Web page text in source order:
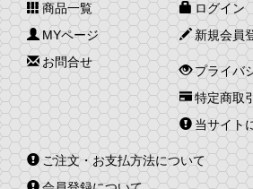
商品一覧
MYページ
お問合せ
ログイン
新規会員
プライバ
特定商取
当サイト
ご注文・お支払方法について